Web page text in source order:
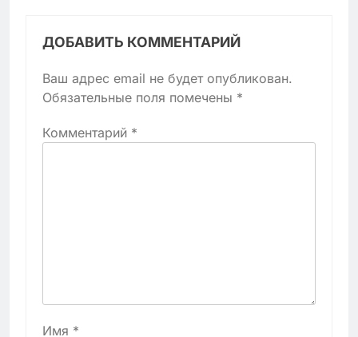
ДОБАВИТЬ КОММЕНТАРИЙ
Ваш адрес email не будет опубликован.
Обязательные поля помечены *
Комментарий *
Имя *